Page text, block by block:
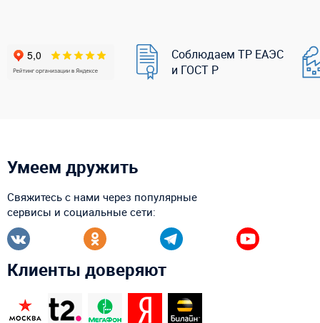
Соблюдаем ТР ЕАЭС
и ГОСТ Р
Умеем дружить
Свяжитесь с нами через популярные
сервисы и социальные сети:
Клиенты доверяют